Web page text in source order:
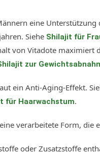
eine Unterstützung
Siehe Shilajit für
von Vitadote maximiert
zur
ein Anti-Aging-Effekt.
für Haarwachstum.
verarbeitete Form,
oder Zusatzstoffe